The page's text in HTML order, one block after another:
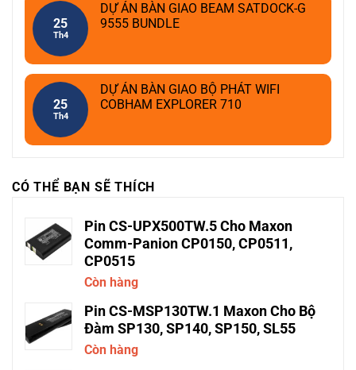
25
Th4
DỰ ÁN BÀN GIAO BEAM SATDOCK-G
9555 BUNDLE
25
Th4
DỰ ÁN BÀN GIAO BỘ PHÁT WIFI
COBHAM EXPLORER 710
CÓ THỂ BẠN SẼ THÍCH
Pin CS-UPX500TW.5 Cho Maxon
Comm-Panion CP0150, CP0511,
CP0515
Còn hàng
Pin CS-MSP130TW.1 Maxon Cho Bộ
Đàm SP130, SP140, SP150, SL55
Còn hàng